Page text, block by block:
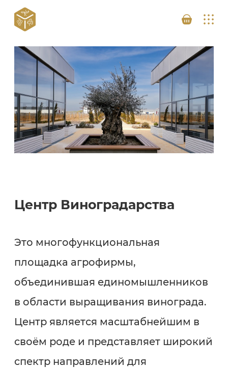
Центр Виноградарства
Это многофункциональная
площадка агрофирмы,
объединившая единомышленников
в области выращивания винограда.
Центр является масштабнейшим в
своём роде и представляет широкий
спектр направлений для